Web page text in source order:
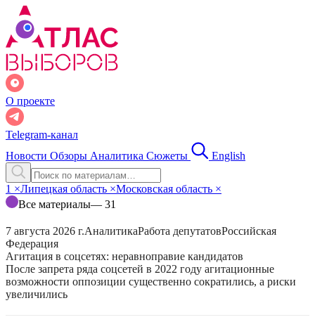
О проекте
Telegram-канал
Новости Обзоры Аналитика Сюжеты English
1 ×Липецкая область ×Московская область ×
Все материалы— 31
7 августа 2026 г.АналитикаРабота депутатовРоссийская
Федерация
Агитация в соцсетях: неравноправие кандидатов
После запрета ряда соцсетей в 2022 году агитационные
возможности оппозиции существенно сократились, а риски
увеличились